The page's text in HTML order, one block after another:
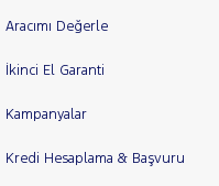
Aracımı Değerle
İkinci El Garanti
Kampanyalar
Kredi Hesaplama & Başvuru